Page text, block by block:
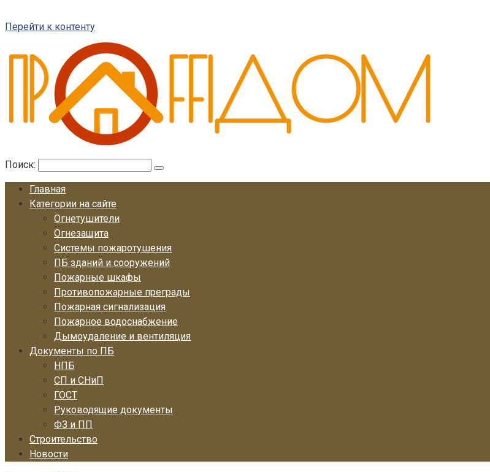
Перейти к контенту
Поиск:
Главная
Категории на сайте
Огнетушители
Огнезащита
Системы пожаротушения
ПБ зданий и сооружений
Пожарные шкафы
Противопожарные преграды
Пожарная сигнализация
Пожарное водоснабжение
Дымоудаление и вентиляция
Документы по ПБ
НПБ
СП и СНиП
ГОСТ
Руководящие документы
ФЗ и ПП
Строительство
Новости